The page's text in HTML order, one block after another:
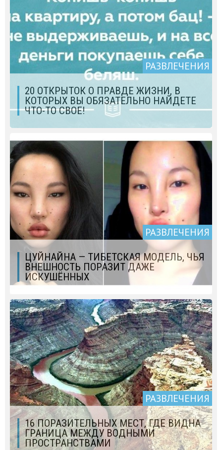
РАЗВЛЕЧЕНИЯ
20 ОТКРЫТОК О ПРАВДЕ ЖИЗНИ, В
КОТОРЫХ ВЫ ОБЯЗАТЕЛЬНО НАЙДЕТЕ
ЧТО-ТО СВОЕ!
РАЗВЛЕЧЕНИЯ
ЦУЙНАЙНА — ТИБЕТСКАЯ МОДЕЛЬ, ЧЬЯ
ВНЕШНОСТЬ ПОРАЗИТ ДАЖЕ
ИСКУШЁННЫХ
РАЗВЛЕЧЕНИЯ
16 ПОРАЗИТЕЛЬНЫХ МЕСТ, ГДЕ ВИДНА
ГРАНИЦА МЕЖДУ ВОДНЫМИ
ПРОСТРАНСТВАМИ